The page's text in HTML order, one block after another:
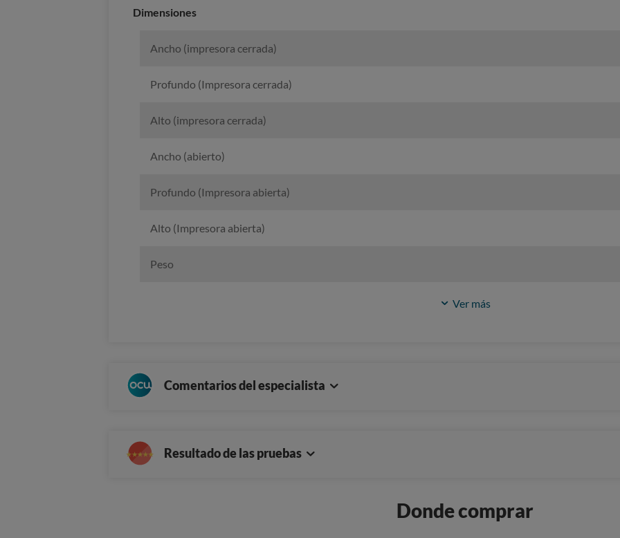
Dimensiones
Ancho (impresora cerrada)
Profundo (Impresora cerrada)
Alto (impresora cerrada)
Ancho (abierto)
Profundo (Impresora abierta)
Alto (Impresora abierta)
Peso
Ver más
Comentarios del especialista
Resultado de las pruebas
Donde comprar